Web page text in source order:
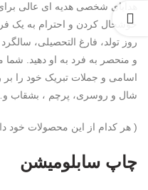
هدایای شخصی هدیه ای عالی
خوشحال کردن و احترام به یک
روز تولد، فارغ التحصیلی،
و منحصر به فرد به او دهید. شما
اسامی و جملات تبریک خود را بر
شال و روسری، پرچم ، بشقاب
( هر کدام از این محصولات خود
چاپ سابلومیشن